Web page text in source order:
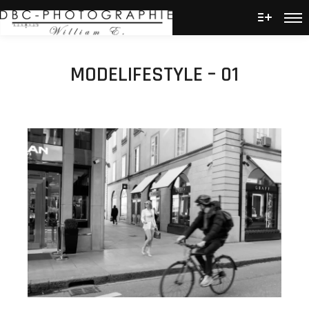
Plus
MODELIFESTYLE – 01